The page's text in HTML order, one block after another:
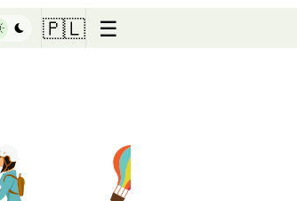
🇵🇱 ☰